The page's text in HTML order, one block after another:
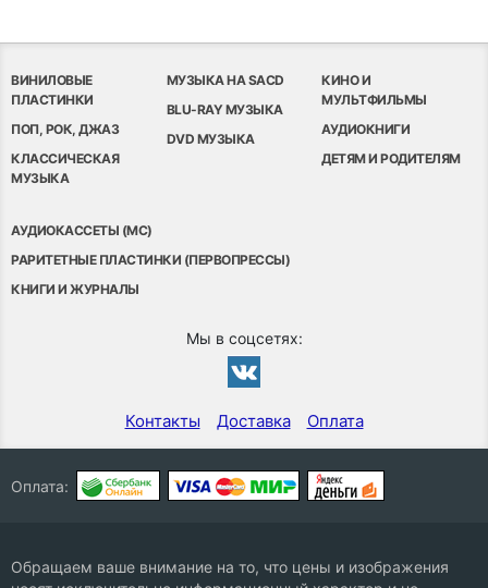
ВИНИЛОВЫЕ
ПЛАСТИНКИ
ПОП, РОК, ДЖАЗ
КЛАССИЧЕСКАЯ
МУЗЫКА
МУЗЫКА НА SACD
BLU-RAY МУЗЫКА
DVD МУЗЫКА
КИНО И
МУЛЬТФИЛЬМЫ
АУДИОКНИГИ
ДЕТЯМ И РОДИТЕЛЯМ
АУДИОКАССЕТЫ (MC)
РАРИТЕТНЫЕ ПЛАСТИНКИ (ПЕРВОПРЕССЫ)
КНИГИ И ЖУРНАЛЫ
Мы в соцсетях:
Контакты Доставка Оплата
Оплата:
Обращаем ваше внимание на то, что цены и изображения